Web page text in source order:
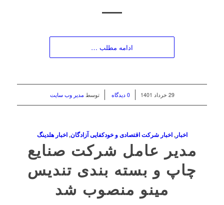
ادامه مطلب …
29 خرداد 1401 / 0 دیدگاه توسط مدیر وب سایت
اخبار,اخبار شرکت اقتصادی و خودکفایی آزادگان,اخبار هلدینگ
مدیر عامل شرکت صنایع
چاپ و بسته بندی تندیس
مینو منصوب شد